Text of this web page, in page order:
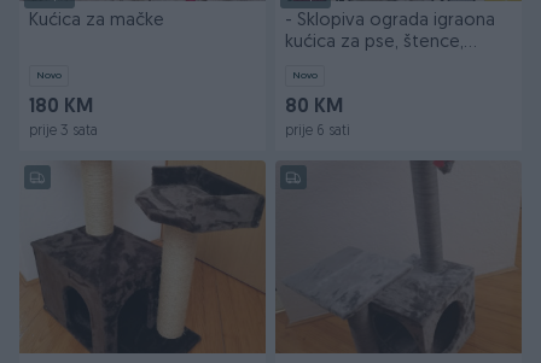
Kućica za mačke
Novo
180 KM
prije 3 sata
- Sklopiva ograda igraona
kućica za pse, štence,
Novo
80 KM
prije 6 sati